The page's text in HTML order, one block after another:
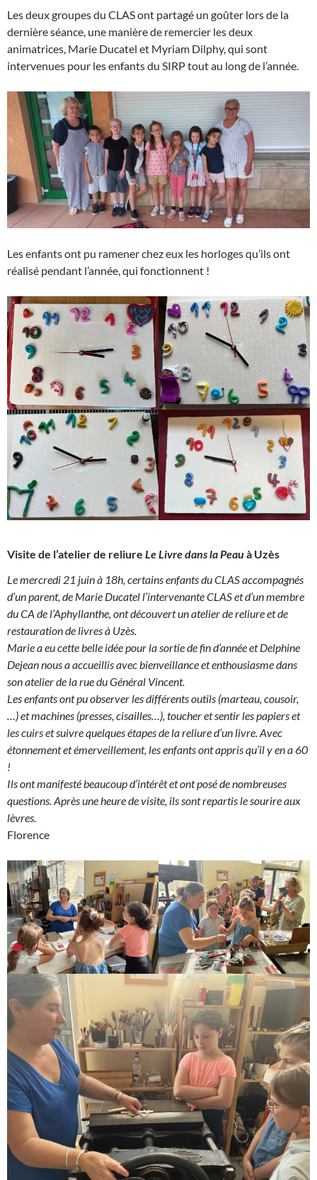
Les deux groupes du CLAS ont partagé un goûter lors de la
dernière séance, une manière de remercier les deux
animatrices, Marie Ducatel et Myriam Dilphy, qui sont
intervenues pour les enfants du SIRP tout au long de l’année.
Les enfants ont pu ramener chez eux les horloges qu’ils ont
réalisé pendant l’année, qui fonctionnent !
Visite de l’atelier de reliure Le Livre dans la Peauà Uzès
Le mercredi 21 juin à 18h, certains enfants du CLAS accompagnés
d’un parent, de Marie Ducatel l’intervenante CLAS et d’un membre
du CA de l’Aphyllanthe, ont découvert un atelier de reliure et de
restauration de livres à Uzès.
Marie a eu cette belle idée pour la sortie de fin d’année et Delphine
Dejean nous a accueillis avec bienveillance et enthousiasme dans
son atelier de la rue du Général Vincent.
Les enfants ont pu observer les différents outils (marteau, cousoir,
…) et machines (presses, cisailles…), toucher et sentir les papiers et
les cuirs et suivre quelques étapes de la reliure d’un livre. Avec
étonnement et émerveillement, les enfants ont appris qu’il y en a 60
!
Ils ont manifesté beaucoup d’intérêt et ont posé de nombreuses
questions. Après une heure de visite, ils sont repartis le sourire aux
lèvres.
Florence